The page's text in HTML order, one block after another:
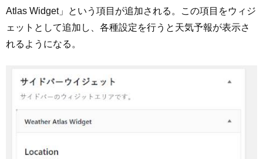
Atlas Widget」という項目が追加される。この項目をウィジ
ェットとして追加し、各種設定を行うと天気予報が表示さ
れるようになる。